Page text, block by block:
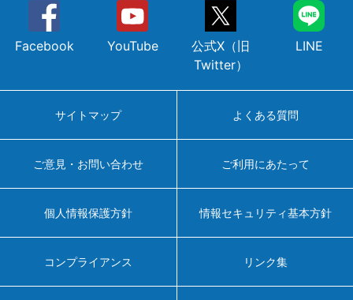
Facebook YouTube
公式X（旧
Twitter）
LINE
サイトマップ よくある質問
ご意見・お問い合わせ ご利用にあたって
個人情報保護方針 情報セキュリティ基本方針
コンプライアンス リンク集